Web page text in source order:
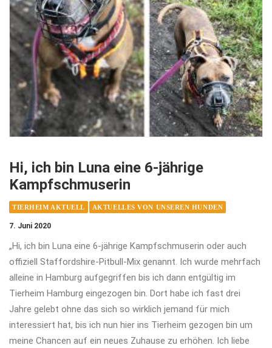
Hi, ich bin Luna eine 6-jährige
Kampfschmuserin
TIERHEIM AKTUELL AKTUELLES VON UNSEREN HUNDEN
7. Juni 2020
„Hi, ich bin Luna eine 6-jährige Kampfschmuserin oder auch
offiziell Staffordshire-Pitbull-Mix genannt. Ich wurde mehrfach
alleine in Hamburg aufgegriffen bis ich dann entgültig im
Tierheim Hamburg eingezogen bin. Dort habe ich fast drei
Jahre gelebt ohne das sich so wirklich jemand für mich
interessiert hat, bis ich nun hier ins Tierheim gezogen bin um
meine Chancen auf ein neues Zuhause zu erhöhen. Ich liebe